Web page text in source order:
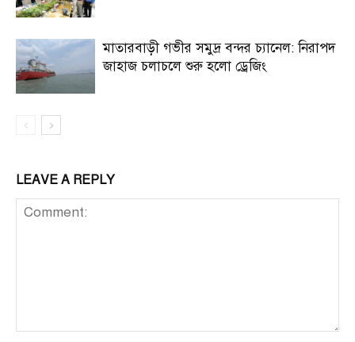
মাতারবাড়ী গভীর সমুদ্র বন্দর চ্যানেল: নিরাপদ
জাহাজ চলাচলে শুরু হলো ড্রেজিং
LEAVE A REPLY